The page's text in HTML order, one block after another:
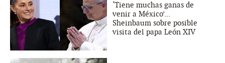
‘Tiene muchas ganas de
venir a México’...
Sheinbaum sobre posible
visita del papa León XIV